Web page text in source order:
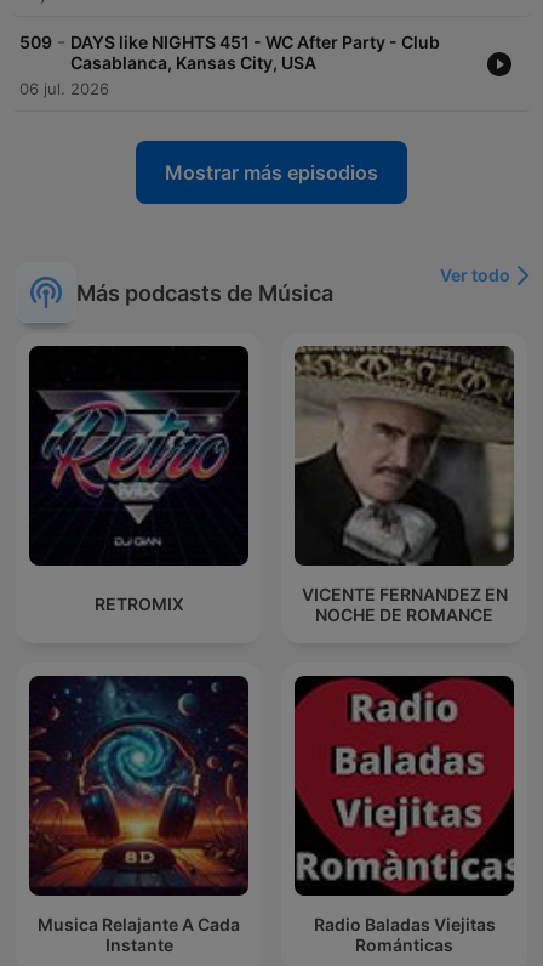
509 - DAYS like NIGHTS 451 - WC After Party - Club
Casablanca, Kansas City, USA
06 jul. 2026
Mostrar más episodios
Más podcasts de Música
Ver todo
RETROMIX
VICENTE FERNANDEZ EN
NOCHE DE ROMANCE
Musica Relajante A Cada
Instante
Radio Baladas Viejitas
Románticas